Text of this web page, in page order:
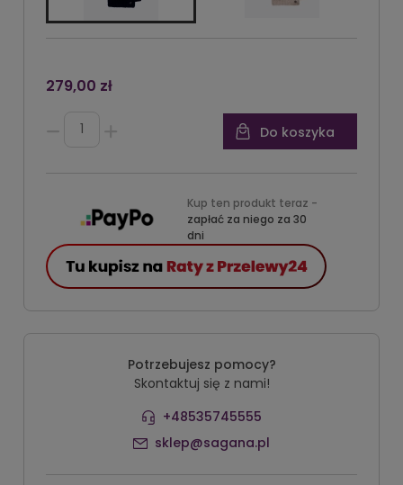
279,00 zł
Do koszyka
Kup ten produkt teraz -
zapłać za niego za 30
dni
Potrzebujesz pomocy?
Skontaktuj się z nami!
+48535745555
sklep@sagana.pl